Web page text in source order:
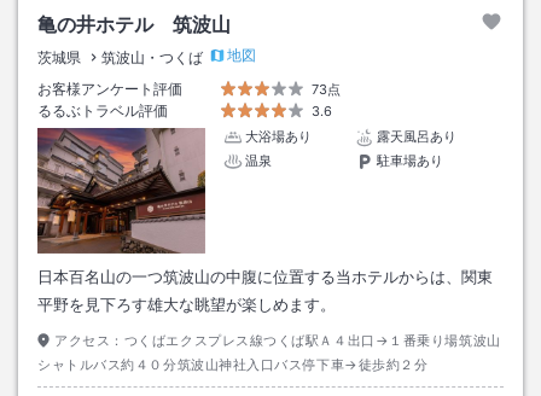
亀の井ホテル 筑波山
茨城県 筑波山・つくば
地図
お客様アンケート評価
73点
るるぶトラベル評価
3.6
大浴場あり
露天風呂あり
温泉
駐車場あり
日本百名山の一つ筑波山の中腹に位置する当ホテルからは、関東
平野を見下ろす雄大な眺望が楽しめます。
アクセス： つくばエクスプレス線つくば駅Ａ４出口→１番乗り場筑波山
シャトルバス約４０分筑波山神社入口バス停下車→徒歩約２分